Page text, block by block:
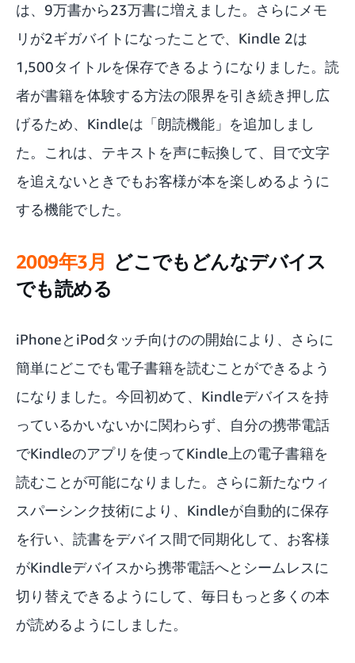
は、9万書から23万書に増えました。さらにメモ
リが2ギガバイトになったことで、Kindle 2は
1,500タイトルを保存できるようになりました。読
者が書籍を体験する方法の限界を引き続き押し広
げるため、Kindleは「朗読機能」を追加しまし
た。これは、テキストを声に転換して、目で文字
を追えないときでもお客様が本を楽しめるように
する機能でした。
2009年3月
どこでもどんなデバイス
でも読める
iPhoneとiPodタッチ向けのの開始により、さらに
簡単にどこでも電子書籍を読むことができるよう
になりました。今回初めて、Kindleデバイスを持
っているかいないかに関わらず、自分の携帯電話
でKindleのアプリを使ってKindle上の電子書籍を
読むことが可能になりました。さらに新たなウィ
スパーシンク技術により、Kindleが自動的に保存
を行い、読書をデバイス間で同期化して、お客様
がKindleデバイスから携帯電話へとシームレスに
切り替えできるようにして、毎日もっと多くの本
が読めるようにしました。